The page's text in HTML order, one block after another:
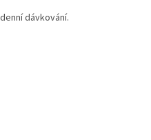
dávkování.